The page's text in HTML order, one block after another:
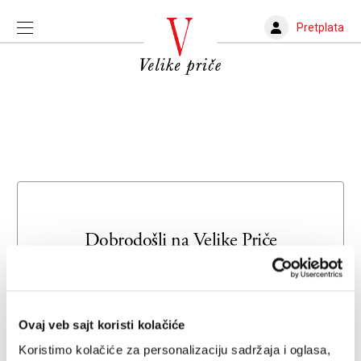
Ovaj veb sajt koristi kolačiće
Koristimo kolačiće za personalizaciju sadržaja i oglasa,
Pretplata
Dobrodošli naVelike Priče
Unesite svoju adresu e-pošte da biste se prijavili ili kreirali
Email adresa